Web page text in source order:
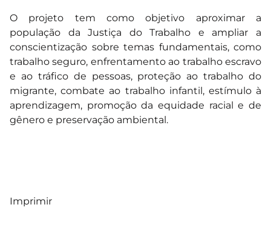
O projeto tem como objetivo aproximar a
população da Justiça do Trabalho e ampliar a
conscientização sobre temas fundamentais, como
trabalho seguro, enfrentamento ao trabalho escravo
e ao tráfico de pessoas, proteção ao trabalho do
migrante, combate ao trabalho infantil, estímulo à
aprendizagem, promoção da equidade racial e de
gênero e preservação ambiental.
Imprimir